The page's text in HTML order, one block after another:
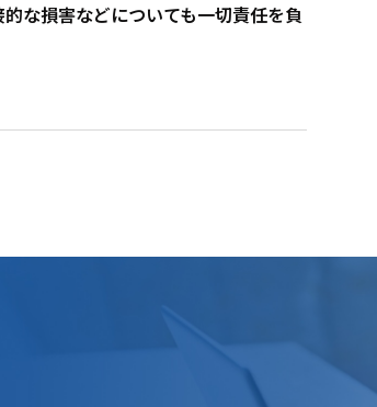
な損害などについても一切責任を負